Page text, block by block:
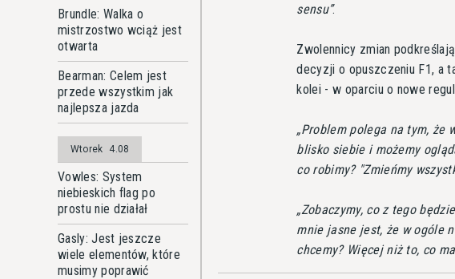
Brundle: Walka o
mistrzostwo wciąż jest
otwarta
Bearman: Celem jest
przede wszystkim jak
najlepsza jazda
Wtorek 4.08
Vowles: System
niebieskich flag po
prostu nie działał
Gasly: Jest jeszcze
wiele elementów, które
musimy poprawić
sensu .
Zwolennicy zmian
decyzji o opuszczeniu F1, a
kolei - w oparciu o nowe
Problem polega na tym, że
blisko siebie i możemy
co robimy? "Zmieńmy
Zobaczymy, co z tego
mnie jasne jest, że w ogóle
chcemy? Więcej niż to, co